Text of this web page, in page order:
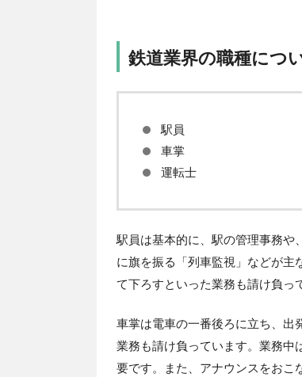
鉄道業界の職種につ
駅員
車掌
運転士
駅員は基本的に、駅の管理事務や
に旗を振る「列車監視」などが
て下ろすといった業務も請け負っ
車掌は電車の一番後ろに立ち、出
業務も請け負っています。業務中
要です。また、アナウンスをおこ